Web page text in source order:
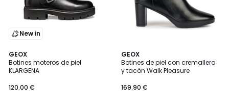
New in
GEOX
Botines moteros de piel
KLARGENA
120.00 €
GEOX
Botines de piel con cremallera
y tacón Walk Pleasure
169.90 €
5
/
5